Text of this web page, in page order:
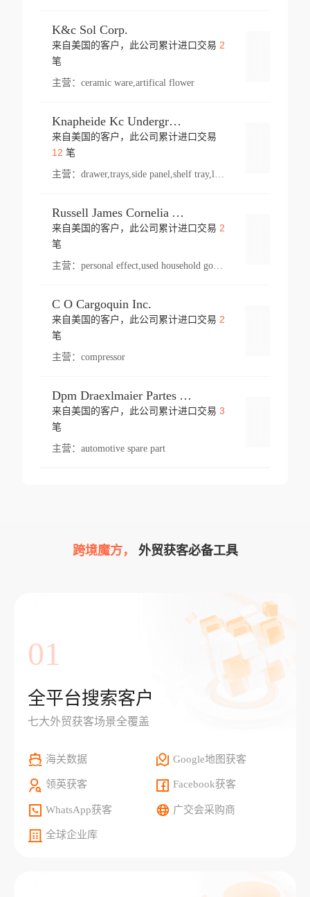
K&c Sol Corp.
来自美国的客户，此公司累计进口交易 2
笔
主营： ceramic ware,artifical flower
Knapheide Kc Underground
来自美国的客户，此公司累计进口交易
12 笔
主营：
Russell James Cornelia Arlington Va
来自美国的客户，此公司累计进口交易 2
笔
主营： personal effect,used household goods
C O Cargoquin Inc.
来自美国的客户，此公司累计进口交易 2
笔
主营： compressor
Dpm Draexlmaier Partes Automotrices Corr Ind Huejotzingo
来自美国的客户，此公司累计进口交易 3
笔
主营： automotive spare part
跨境魔方， 外贸获客必备工具
01
全平台搜索客户
七大外贸获客场景全覆盖
海关数据 Google地图获客
领英获客 Facebook获客
WhatsApp获客 广交会采购商
全球企业库